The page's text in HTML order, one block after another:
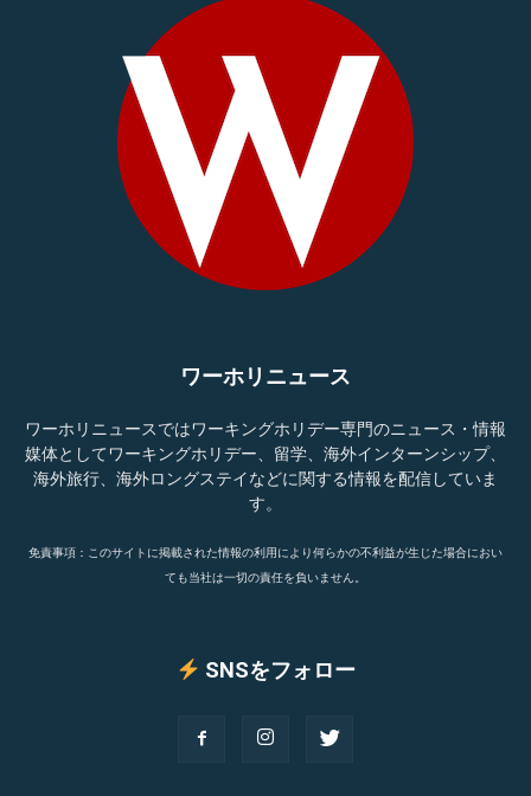
ワーホリニュース
ワーホリニュースではワーキングホリデー専門のニュース・情報
媒体としてワーキングホリデー、留学、海外インターンシップ、
海外旅行、海外ロングステイなどに関する情報を配信していま
す。
免責事項：このサイトに掲載された情報の利用により何らかの不利益が生じた場合におい
ても当社は一切の責任を負いません。
SNSをフォロー